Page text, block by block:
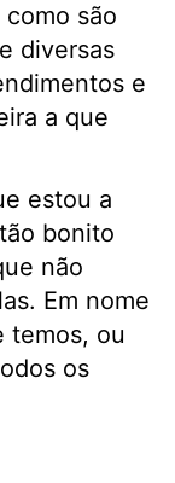
são
diversas
e
a que
estou a
bonito
não
Em nome
temos, ou
os